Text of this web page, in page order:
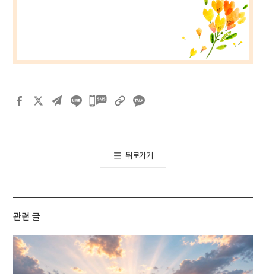
카카오톡
뒤로가기
관련 글